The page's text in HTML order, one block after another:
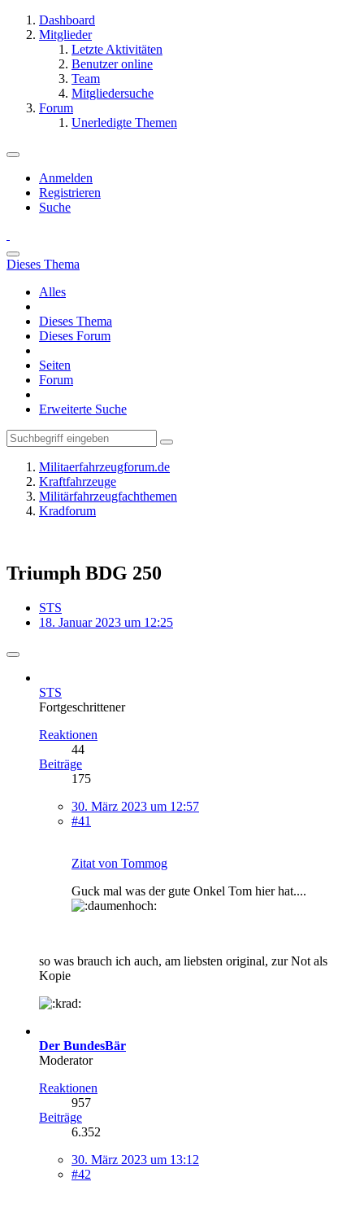
Dashboard
Mitglieder
Letzte Aktivitäten
Benutzer online
Team
Mitgliedersuche
Forum
Unerledigte Themen
Anmelden
Registrieren
Suche
Dieses Thema
Alles
Dieses Thema
Dieses Forum
Seiten
Forum
Erweiterte Suche
Militaerfahrzeugforum.de
Kraftfahrzeuge
Militärfahrzeugfachthemen
Kradforum
Triumph BDG 250
STS
18. Januar 2023 um 12:25
STS
Fortgeschrittener
Reaktionen
44
Beiträge
175
30. März 2023 um 12:57
#41
Zitat von Tommog
Guck mal was der gute Onkel Tom hier hat....
so was brauch ich auch, am liebsten original, zur Not als
Kopie
Der BundesBär
Moderator
Reaktionen
957
Beiträge
6.352
30. März 2023 um 13:12
#42